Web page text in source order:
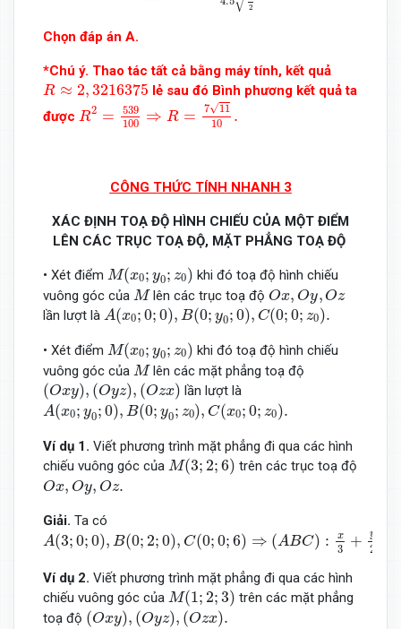
2
Chọn đáp án A.
*Chú ý. Thao tác tất cả bằng máy tính, kết quả
R ≈ 2,3216375
R≈2, 3216375
lẻ sau đó Bình phương kết quả ta
được R2 =
539
100
⇒ R = 7√11
10
.
R 2=539 100⇒R= 71110.
CÔNG THỨC TÍNH NHANH 3
XÁC ĐỊNH TOẠ ĐỘ HÌNH CHIẾU CỦA MỘT ĐIỂM
LÊN CÁC TRỤC TOẠ ĐỘ, MẶT PHẲNG TOẠ ĐỘ
• Xét điểm M(x0; y0; z0)
M(x ) khi đó toạ độ hình chiếu
vuông góc của M
Mlên các trục toạ độ Ox, Oy, Oz
Ox Oy, z
lần lượt là A(x0;0;0), B(0; y0;0), C(0; 0; z0).
A(x 0; 0),B (0;y0 C( ;0;z 0)
• Xét điểm M(x0; y0; z0)
M(x ) khi đó toạ độ hình chiếu
vuông góc của M
Mlên các mặt phẳng toạ độ
(Oxy), (Oyz), (Ozx)
(Ox y),(Oyz ) (O zx) lần lượt là
A(x0; y0;0), B(0; y0; z0), C(x0;0; z0).
A(x 0;y0 ; 0),B (0;y0 0 C x0; 0
Ví dụ 1. Viết phương trình mặt phẳng đi qua các hình
chiếu vuông góc của M(3; 2; 6)
M(3; 2;6 ) trên các trục toạ độ
Ox, Oy, Oz.
Ox Oy, z.
Giải. Ta có
A(3;0;0), B(0; 2;0), C(0;0;6) ⇒ (ABC) : x
3 + y
2
A(3; 0;0 ),B 02; 0) C( 0;6) ⇒ AB x 3 +y 2+ 6=
Ví dụ 2. Viết phương trình mặt phẳng đi qua các hình
chiếu vuông góc của M(1; 2; 3)
M(1 2;3 )
trên các mặt phẳng
toạ độ (Oxy), (Oyz), (Ozx).
(Oxy ),( Oyz (O zx)